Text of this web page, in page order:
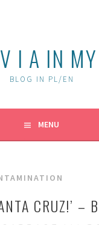
I A IN
BLOG IN PL/EN
MENU
CRUZ!’ –